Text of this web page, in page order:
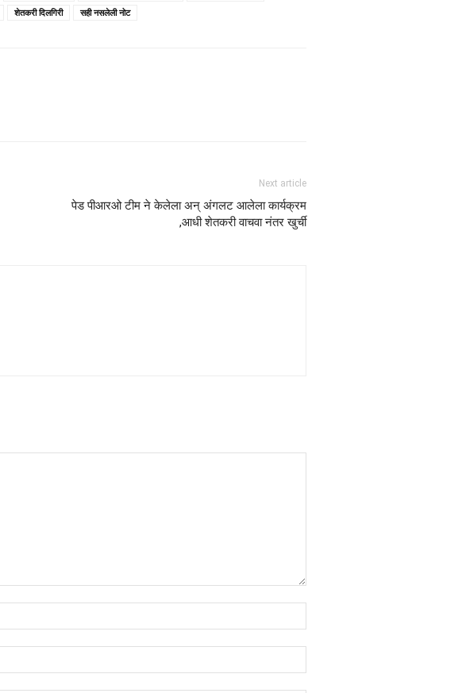
शेतकरी दिलगिरी
सही नसलेली नोट
Next article
पेड पीआरओ टीम ने केलेला अन् अंगलट आलेला कार्यक्रम
,आधी शेतकरी वाचवा नंतर खुर्ची